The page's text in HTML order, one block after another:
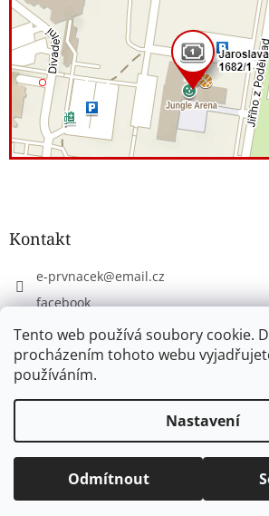
Tento web používá soubory cookie.
procházením tohoto webu
používáním.
Nastavení
Odmítnout
Kontakt
e-prvnacek@email.cz
facebook
eprvnacek
Copyright 2026www.e-prvnacek.cz